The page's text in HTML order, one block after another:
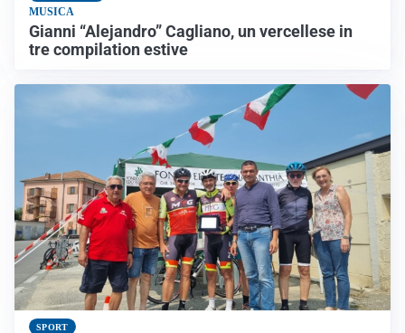
MUSICA
Gianni “Alejandro” Cagliano, un vercellese in
tre compilation estive
SPORT